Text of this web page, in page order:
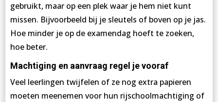
gebruikt, maar op een plek waar je hem niet kunt
missen. Bijvoorbeeld bij je sleutels of boven op je jas.
Hoe minder je op de examendag hoeft te zoeken,
hoe beter.
Machtiging en aanvraag regel je vooraf
Veel leerlingen twijfelen of ze nog extra papieren
moeten meenemen voor hun rijschoolmachtiging of